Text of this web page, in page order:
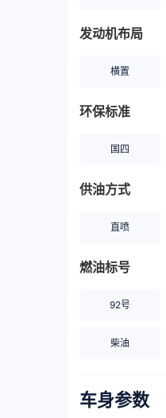
发动机布局
横置
环保标准
国四
供油方式
直喷
燃油标号
92号
柴油
车身参数